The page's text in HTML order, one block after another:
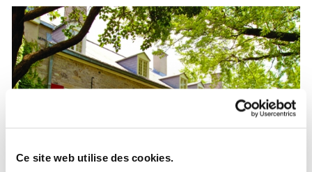
Ce site web utilise des cookies.